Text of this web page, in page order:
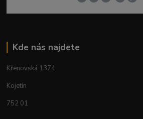
Kde nás najdete
Křenovská 1374
Kojetín
752 01